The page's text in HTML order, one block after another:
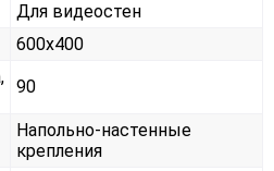
Для видеостен
600х400
90
Напольно-настенные
крепления